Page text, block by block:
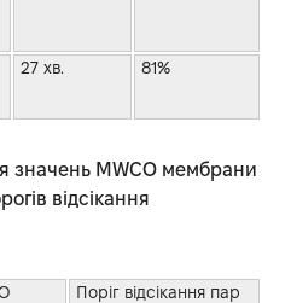
27 хв. 81%
значень MWCO мембрани
відсікання
Поріг відсікання пар